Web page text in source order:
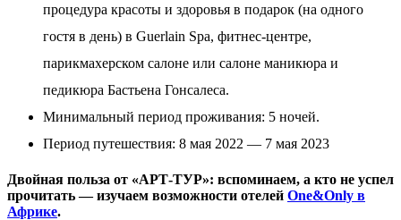
процедура красоты и здоровья в подарок (на одного
гостя в день) в Guerlain Spa, фитнес-центре,
парикмахерском салоне или салоне маникюра и
педикюра Бастьена Гонсалеса.
Минимальный период проживания: 5 ночей.
Период путешествия: 8 мая 2022 — 7 мая 2023
Двойная польза от «АРТ-ТУР»: вспоминаем, а кто не успел
прочитать — изучаем возможности отелей One&Only в
Африке.